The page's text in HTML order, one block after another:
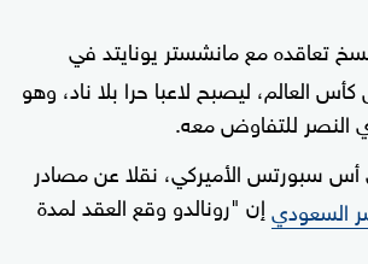
تعاقده مع مانشستر يونايتد في
العالم، ليصبح لاعبا حرا بلا ناد، وهو
النصر للتفاوض معه.
سبورتس الأميركي، نقلا عن مصادر
السعوديإن "رونالدو وقع العقد لمدة